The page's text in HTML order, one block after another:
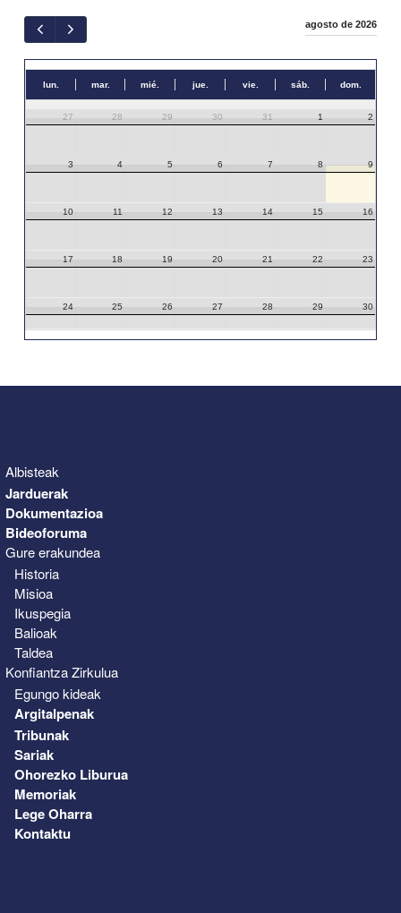
agosto de 2026
lun. mar. mié. jue. vie. sáb. dom.
27 28 29 30 31 1 2
3 4 5 6 7 8 9
10 11 12 13 14 15 16
17 18 19 20 21 22 23
24 25 26 27 28 29 30
Albisteak
Jarduerak
Dokumentazioa
Bideoforuma
Gure erakundea
Historia
Misioa
Ikuspegia
Balioak
Taldea
Konfiantza Zirkulua
Egungo kideak
Argitalpenak
Tribunak
Sariak
Ohorezko Liburua
Memoriak
Lege Oharra
Kontaktu